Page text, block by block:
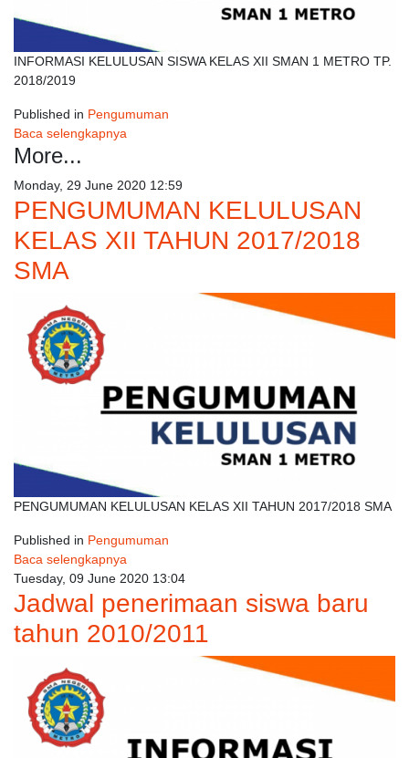
INFORMASI KELULUSAN SISWA KELAS XII SMAN 1 METRO TP.
2018/2019
Published in Pengumuman
Baca selengkapnya
More...
Monday, 29 June 2020 12:59
PENGUMUMAN KELULUSAN
KELAS XII TAHUN 2017/2018
SMA
PENGUMUMAN KELULUSAN KELAS XII TAHUN 2017/2018 SMA
Published in Pengumuman
Baca selengkapnya
Tuesday, 09 June 2020 13:04
Jadwal penerimaan siswa baru
tahun 2010/2011